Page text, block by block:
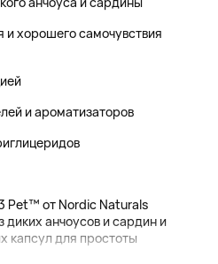
хорошего самочувствия
и ароматизаторов
Pet™ от Nordic Naturals
анчоусов и сардин и
капсул для простоты